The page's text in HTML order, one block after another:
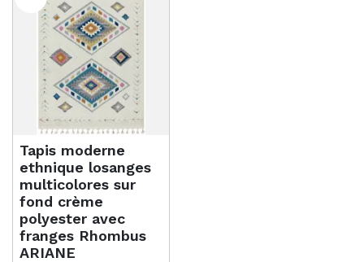
Tapis moderne
ethnique losanges
multicolores sur
fond crème
polyester avec
franges Rhombus
ARIANE